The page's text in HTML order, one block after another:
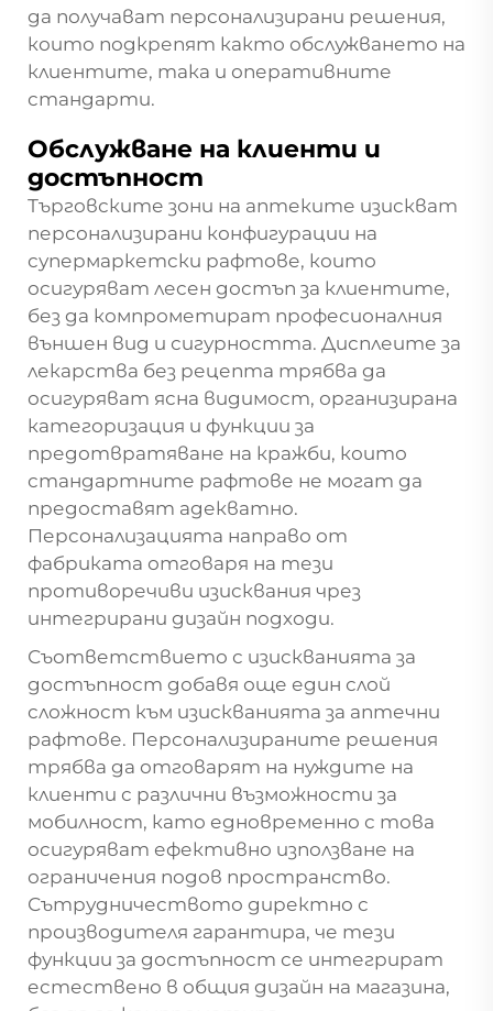
да получават персонализирани решения,
които подкрепят както обслужването на
клиентите, така и оперативните
стандарти.
Обслужване на клиенти и
достъпност
Търговските зони на аптеките изискват
персонализирани конфигурации на
супермаркетски рафтове, които
осигуряват лесен достъп за клиентите,
без да компрометират професионалния
външен вид и сигурността. Дисплеите за
лекарства без рецепта трябва да
осигуряват ясна видимост, организирана
категоризация и функции за
предотвратяване на кражби, които
стандартните рафтове не могат да
предоставят адекватно.
Персонализацията направо от
фабриката отговаря на тези
противоречиви изисквания чрез
интегрирани дизайн подходи.
Съответствието с изискванията за
достъпност добавя още един слой
сложност към изискванията за аптечни
рафтове. Персонализираните решения
трябва да отговарят на нуждите на
клиенти с различни възможности за
мобилност, като едновременно с това
осигуряват ефективно използване на
ограничения подов пространство.
Сътрудничеството директно с
производителя гарантира, че тези
функции за достъпност се интегрират
естествено в общия дизайн на магазина,